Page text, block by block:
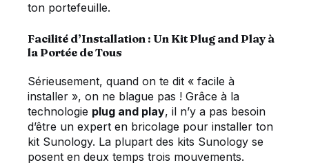
ton portefeuille.
Facilité d’Installation : Un Kit Plug and Play à
la Portée de Tous
Sérieusement, quand on te dit « facile à
installer », on ne blague pas ! Grâce à la
technologie plug and play, il n’y a pas besoin
d’être un expert en bricolage pour installer ton
kit Sunology. La plupart des kits Sunology se
posent en deux temps trois mouvements.